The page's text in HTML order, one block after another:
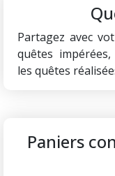
Partagez avec
quêtes
les quêtes
Paniers